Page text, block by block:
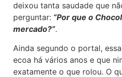
deixou tanta saudade que
perguntar: “Por que o
mercado?”.
Ainda segundo o portal,
ecoa há vários anos e que
exatamente o que rolou. O